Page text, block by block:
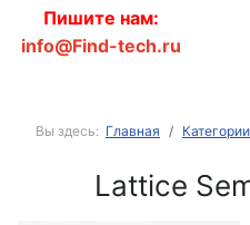
Пишите нам:
info@Find-tech.ru
Вы здесь: Главная Категории
Lattice